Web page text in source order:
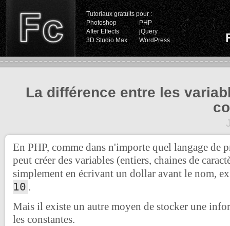
Tutoriaux gratuits pour :
Photoshop
PHP
After Effects
jQuery
3D Studio Max
WordPress
La différence entre les
En PHP, comme dans n'importe quel langage de
peut créer des variables (entiers, chaines de
simplement en écrivant un dollar avant le nom,
10 .
Mais il existe un autre moyen de stocker une
les constantes.